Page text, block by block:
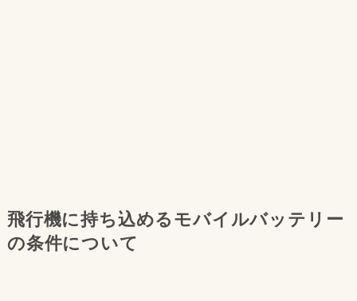
飛行機に持ち込めるモバイルバッテリー
の条件について